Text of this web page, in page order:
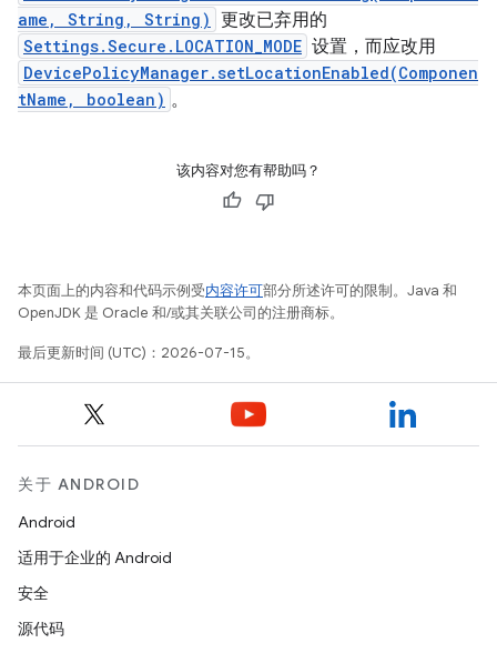
ame, String, String) 更改已弃用的
Settings.Secure.LOCATION_MODE 设置，而应改用
DevicePolicyManager.setLocationEnabled(Componen
tName, boolean) 。
该内容对您有帮助吗？
本页面上的内容和代码示例受内容许可部分所述许可的限制。Java 和
OpenJDK 是 Oracle 和/或其关联公司的注册商标。
最后更新时间 (UTC)：2026-07-15。
关于 ANDROID
Android
适用于企业的 Android
安全
源代码